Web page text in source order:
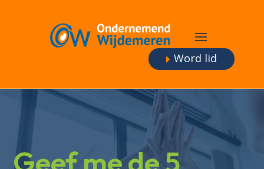
Word lid
Geef me de 5